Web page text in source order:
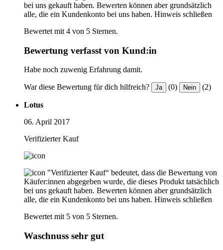
bei uns gekauft haben. Bewerten können aber grundsätzlich
alle, die ein Kundenkonto bei uns haben. Hinweis schließen
Bewertet mit 4 von 5 Sternen.
Bewertung verfasst von Kund:in
Habe noch zuwenig Erfahrung damit.
War diese Bewertung für dich hilfreich? Ja (0) Nein (2)
Lotus
06. April 2017
Verifizierter Kauf
"Verifizierter Kauf“ bedeutet, dass die Bewertung von
Käufer:innen abgegeben wurde, die dieses Produkt tatsächlich
bei uns gekauft haben. Bewerten können aber grundsätzlich
alle, die ein Kundenkonto bei uns haben. Hinweis schließen
Bewertet mit 5 von 5 Sternen.
Waschnuss sehr gut